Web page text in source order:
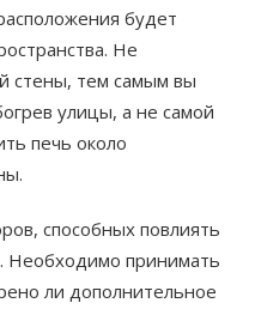
будет
Не
стены, тем самым вы
улицы, а не самой
печь около
способных повлиять
Необходимо принимать
ли дополнительное